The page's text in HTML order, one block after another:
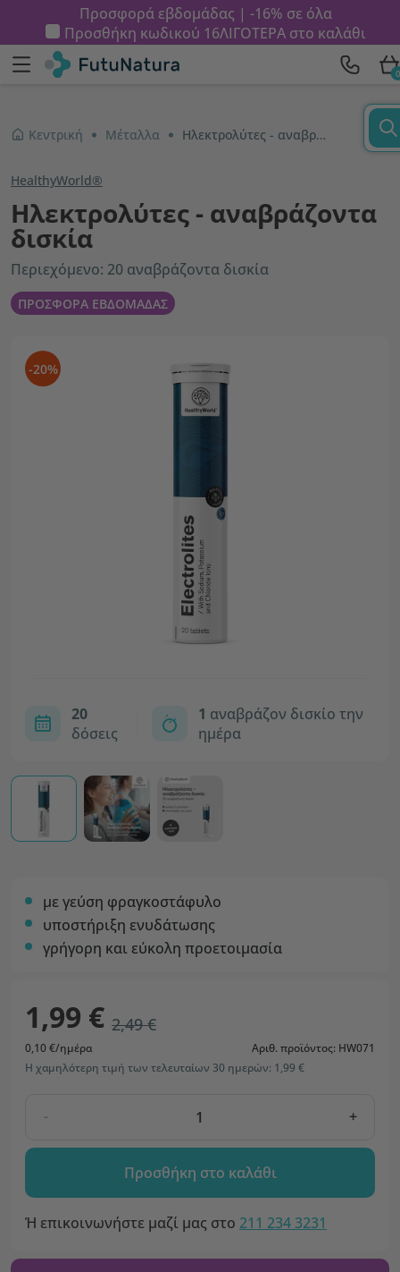
Προσφορά εβδομάδας | -16% σε όλα
Προσθήκη κωδικού 16ΛΙΓΟΤΕΡΑστο καλάθι
0
Κεντρική Μέταλλα Ηλεκτρολύτες - αναβράζοντα δισκία
HealthyWorld®
Ηλεκτρολύτες - αναβράζοντα
δισκία
Περιεχόμενο: 20 αναβράζοντα δισκία
ΠΡΟΣΦΟΡΑ ΕΒΔΟΜΑΔΑΣ
-20%
20
δόσεις
1 αναβράζον δισκίο την
ημέρα
με γεύση φραγκοστάφυλο
υποστήριξη ενυδάτωσης
γρήγορη και εύκολη προετοιμασία
1,99 € 2,49 €
0,10 €/ημέρα
Αριθ. προϊόντος: HW071
Η χαμηλότερη τιμή των τελευταίων 30 ημερών: 1,99 €
- +
Προσθήκη στο καλάθι
Ή επικοινωνήστε μαζί μας στο 211 234 3231